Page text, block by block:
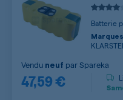
Batterie
47,59 €
Vendu neuf parSpareka